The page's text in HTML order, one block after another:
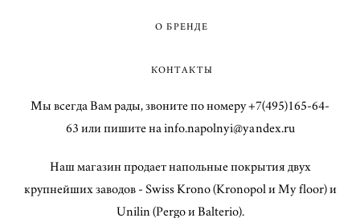
О БРЕНДЕ
КОНТАКТЫ
Мы всегда Вам рады, звоните по номеру +7(495)165-64-
63 или пишите на info.napolnyi@yandex.ru
Наш магазин продает напольные покрытия двух
крупнейших заводов - Swiss Krono (Kronopol и My floor) и
Unilin (Pergo и Balterio).